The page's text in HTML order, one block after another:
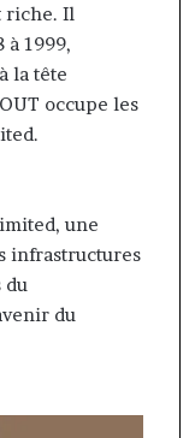
riche. Il
1999,
la tête
occupe les
une
infrastructures
du
du